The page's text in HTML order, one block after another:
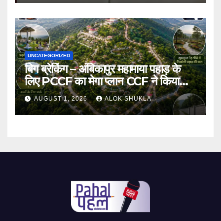
UNCATEGORIZED
बिग ब्रेकिंग – अंबिकापुर महामाया पहाड़ के
लिए PCCF का मेगा प्लान CCF ने किया
तैयार।भारतीय संस्कृति की झलक वाला
नक्षत्र पार्क समेत योग पार्क,बच्चों का पार्क
समेत बहुत कुछ होंगे आकर्षण का केंद्र।
AUGUST 1, 2026 ALOK SHUKLA